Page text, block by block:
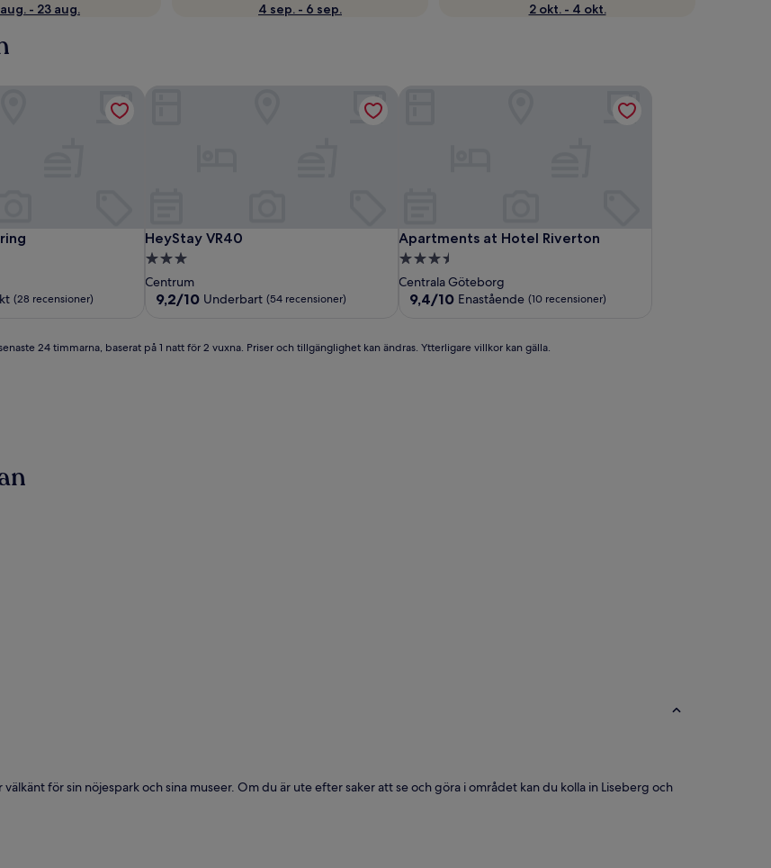
aug. - 23 aug.
4 sep. - 6 sep.
2 okt. - 4 okt.
(28 recensioner)
HeyStay VR40
HeyStay VR40
3.0-
stjärnigt
boende
Centrum
9.2
Underbart,
9,2/10 Underbart (54 recensioner)
Apartments at Hotel Riverton
Apartments at Hotel Riverton
3.5-
stjärnigt
boende
Centrala Göteborg
9.4
Enastående,
9,4/10 Enastående (10 recensioner)
24 timmarna, baserat på 1 natt för 2 vuxna. Priser och tillgänglighet kan ändras. Ytterligare villkor kan gälla.
för sin nöjespark och sina museer. Om du är ute efter saker att se och göra i området kan du kolla in Liseberg och